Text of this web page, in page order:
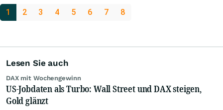
1 2 3 4 5 6 7 8
Lesen Sie auch
DAX mit Wochengewinn
US-Jobdaten als Turbo: Wall Street und DAX steigen,
Gold glänzt